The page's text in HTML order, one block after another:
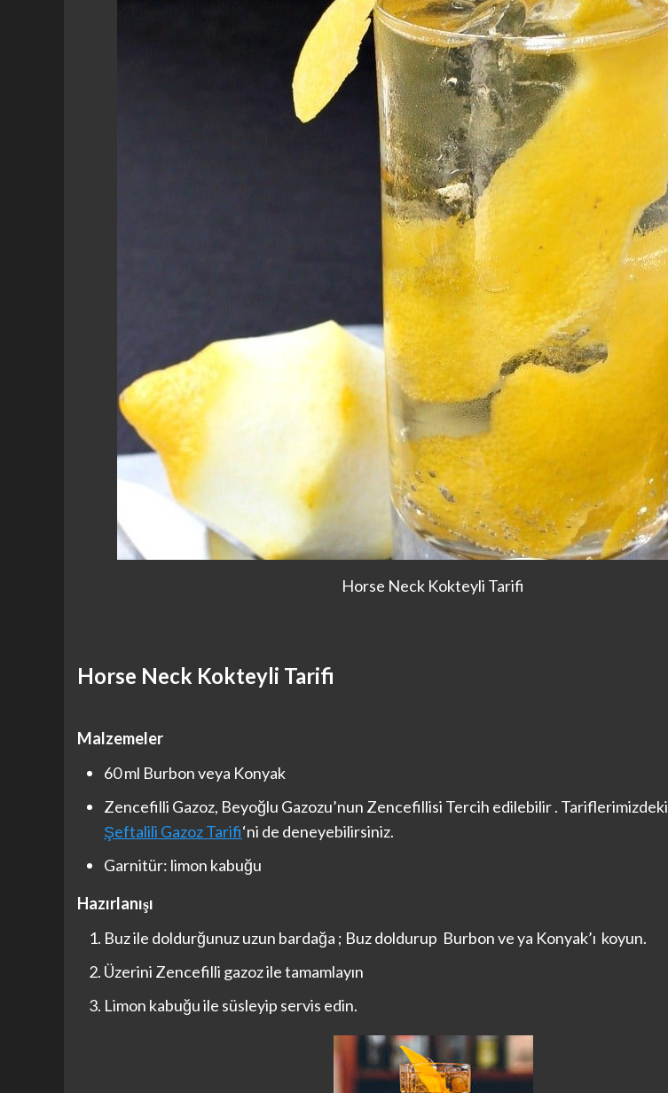
Horse Neck Kokteyli Tarifi
Horse Neck Kokteyli Tarifi
Malzemeler
60 ml Burbon veya Konyak
Zencefilli Gazoz, Beyoğlu Gazozu’nun Zencefillisi Tercih edilebilir . Tariflerimizdeki
Şeftalili Gazoz Tarifi‘ni de deneyebilirsiniz.
Garnitür: limon kabuğu
Hazırlanışı
Buz ile doldurğunuz uzun bardağa ; Buz doldurup Burbon ve ya Konyak’ı koyun.
Üzerini Zencefilli gazoz ile tamamlayın
Limon kabuğu ile süsleyip servis edin.